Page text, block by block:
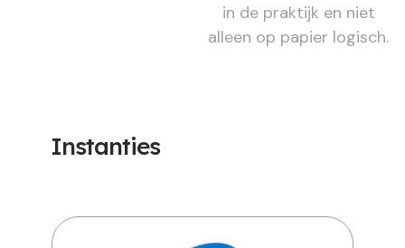
in de praktijk en niet
alleen op papier logisch.
Instanties